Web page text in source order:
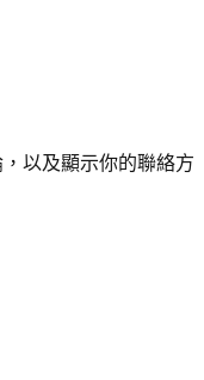
以及顯示你的聯絡方